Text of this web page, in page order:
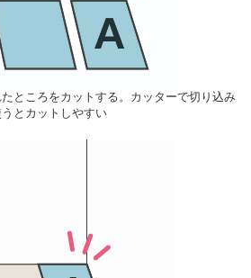
ところをカットする。カッターで切り込み
とカットしやすい